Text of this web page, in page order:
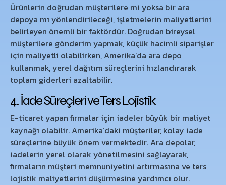
Ürünlerin doğrudan müşterilere mi yoksa bir ara
depoya mı yönlendirileceği, işletmelerin maliyetlerini
belirleyen önemli bir faktördür. Doğrudan bireysel
müşterilere gönderim yapmak, küçük hacimli siparişler
için maliyetli olabilirken, Amerika’da ara depo
kullanmak, yerel dağıtım süreçlerini hızlandırarak
toplam giderleri azaltabilir.
4. İade Süreçleri ve Ters Lojistik
E-ticaret yapan firmalar için iadeler büyük bir maliyet
kaynağı olabilir. Amerika’daki müşteriler, kolay iade
süreçlerine büyük önem vermektedir. Ara depolar,
iadelerin yerel olarak yönetilmesini sağlayarak,
firmaların müşteri memnuniyetini artırmasına ve ters
lojistik maliyetlerini düşürmesine yardımcı olur.